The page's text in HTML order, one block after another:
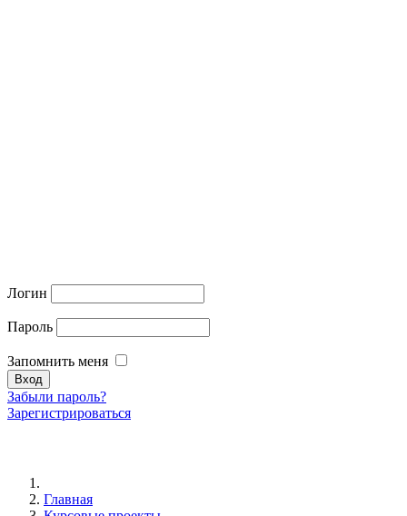
Логин
Пароль
Запомнить меня
Забыли пароль?
Зарегистрироваться
Главная